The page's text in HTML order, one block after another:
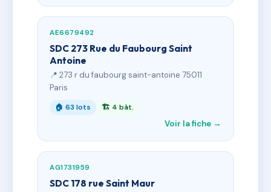
AE6679492
SDC 273 Rue du Faubourg Saint
Antoine
📍 273 r du faubourg saint-antoine 75011
Paris
🏠 63 lots 🏗 4 bât.
Voir la fiche →
AG1731959
SDC 178 rue Saint Maur